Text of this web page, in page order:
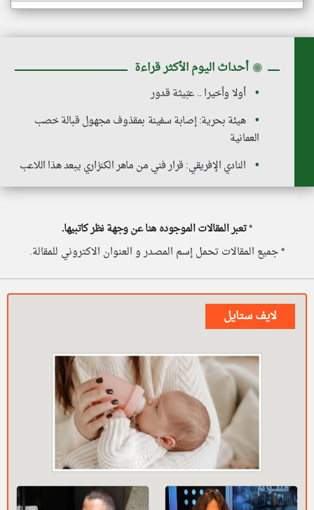
◉ أحداث اليوم الأكثر قراءة
أولا وأخيرا .. عبّيثة قدور
هيئة بحرية: إصابة سفينة بمقذوف مجهول قبالة خصب
العمانية
النادي الإفريقي: قرار فني من ماهر الكنزاري يبعد هذا اللاعب
*تعبر المقالات الموجوده هنا عن وجهة نظر كاتبيها.
* جميع المقالات تحمل إسم المصدر و العنوان الاكتروني للمقالة.
لايف ستايل